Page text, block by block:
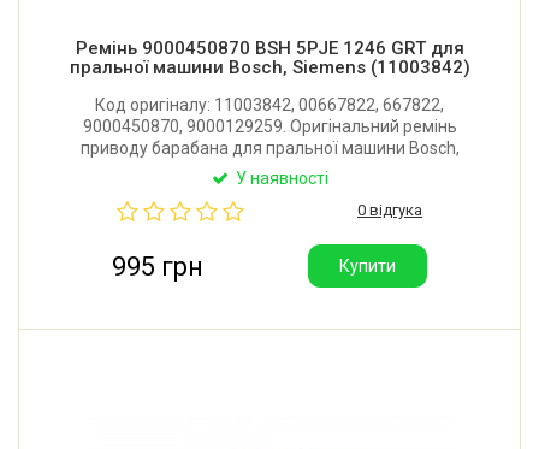
Ремінь 9000450870 BSH 5PJE 1246 GRT для
пральної машини Bosch, Siemens (11003842)
Код оригіналу: 11003842, 00667822, 667822,
9000450870, 9000129259. Оригінальний ремінь
приводу барабана для пральної машини Bosch,
Siemens. Має 5 струмків. Виробник: Німеччина.
У наявності
0 відгука
995 грн Купити